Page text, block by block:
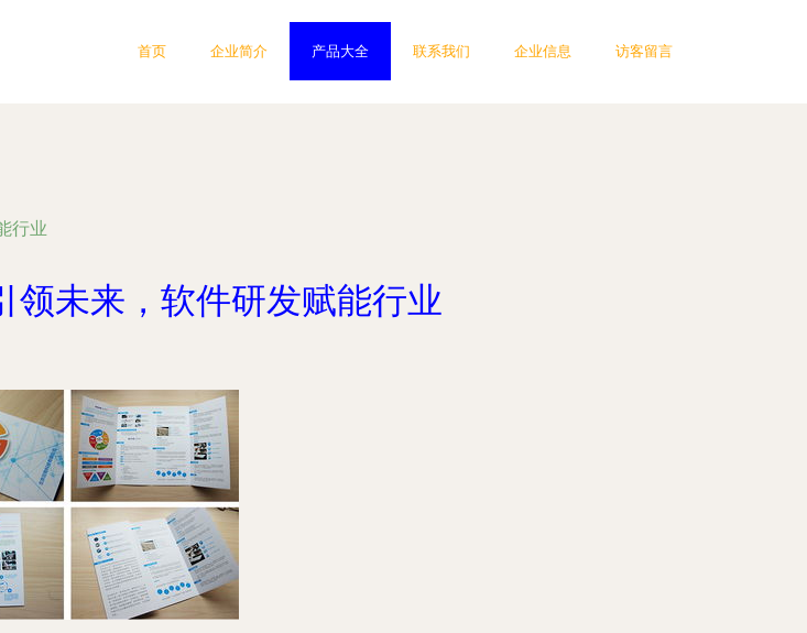
首页 企业简介 产品大全 联系我们 企业信息 访客留言
行业
领未来，软件研发赋能行业